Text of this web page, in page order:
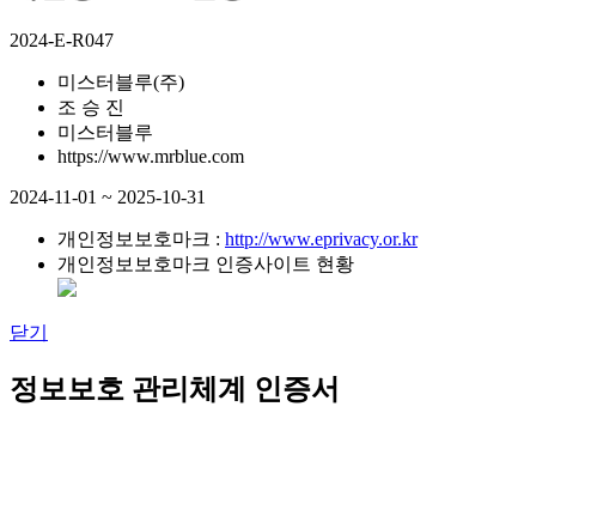
2024-E-R047
미스터블루(주)
조 승 진
미스터블루
https://www.mrblue.com
2024-11-01 ~ 2025-10-31
개인정보보호마크 : http://www.eprivacy.or.kr
개인정보보호마크 인증사이트 현황
닫기
정보보호 관리체계 인증서